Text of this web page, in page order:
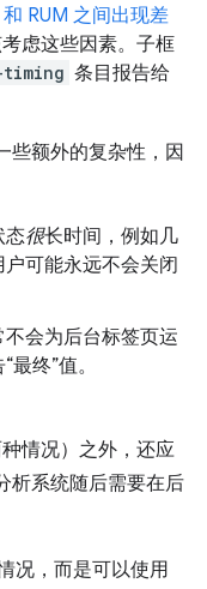
RUM 之间出现差
虑这些因素。子框
条目报告给
些额外的复杂性，因
态很长时间，例如几
可能永远不会关闭
会为后台标签页运
终”值。
情况）之外，还应
析系统随后需要在后
况，而是可以使用